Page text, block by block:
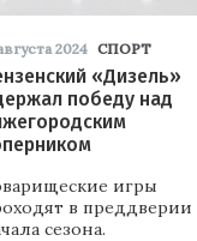
2024 СПОРТ
«Дизель»
победу над
игры
в преддверии
сезона.